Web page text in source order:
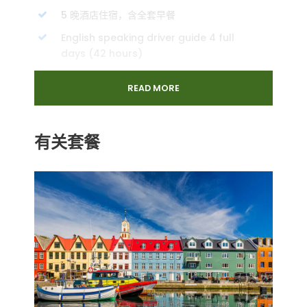
5 晚酒店住宿，含全套早餐
English speaking driver guide 4 full
机场/车站和酒店的行李搬运服务
膳食：午餐和晚餐
导游和司机小费
飞机票
根据以下酒店或类似酒店：
罗马(3晚): Best Western Universo (4*)
READ MORE
有关套餐